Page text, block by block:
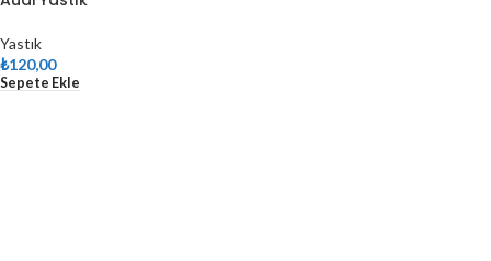
Yastık
₺120,00
Sepete Ekle